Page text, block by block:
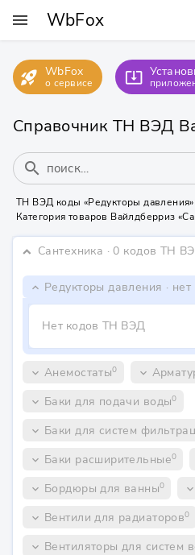
menu WbFox
rocket_launch WbFox
о сервисе system_update_alt
Справочник ТН ВЭД
search
ТН ВЭД коды «Редукторы
keyboard_arrow_down Сантехника · 0 кодов ТН
keyboard_arrow_down Редукторы давления ·
Нет кодов ТН ВЭД
keyboard_arrow_down Анемостаты0 keyboard_arrow_down
keyboard_arrow_down Баки для подачи воды0
keyboard_arrow_down Баки для систем
keyboard_arrow_down Баки расширительные0
keyboard_arrow_down Бордюры для ванны0 keyboard_arrow_down
keyboard_arrow_down Вентили для радиаторов0
keyboard_arrow_down Вентиляторы для систем